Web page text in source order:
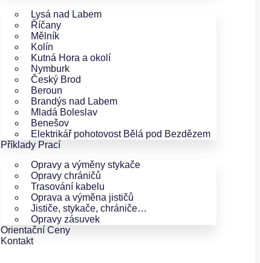
Lysá nad Labem
Říčany
Mělník
Kolín
Kutná Hora a okolí
Nymburk
Český Brod
Beroun
Brandýs nad Labem
Mladá Boleslav
Benešov
Elektrikář pohotovost Bělá pod Bezdězem
Příklady Prací
Opravy a výměny stykače
Opravy chráničů
Trasování kabelu
Oprava a výměna jističů
Jističe, stykače, chrániče…
Opravy zásuvek
Orientační Ceny
Kontakt